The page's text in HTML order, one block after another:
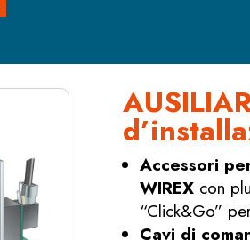
Accessori
WIREXcon
“Click&Go”
Cavi di